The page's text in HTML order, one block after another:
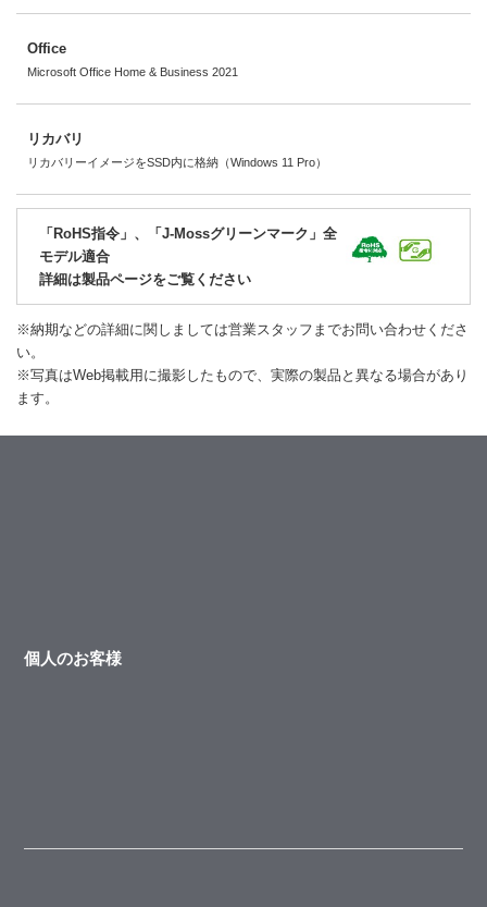
Office
Microsoft Office Home & Business 2021
リカバリ
リカバリーイメージをSSD内に格納（Windows 11 Pro）
「RoHS指令」、「J-Mossグリーンマーク」全
モデル適合
詳細は製品ページをご覧ください
※納期などの詳細に関しましては営業スタッフまでお問い合わせくださ
い。
※写真はWeb掲載用に撮影したもので、実際の製品と異なる場合があり
ます。
個人のお客様